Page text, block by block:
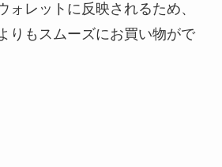
ォレットに反映されるため、
りもスムーズにお買い物がで